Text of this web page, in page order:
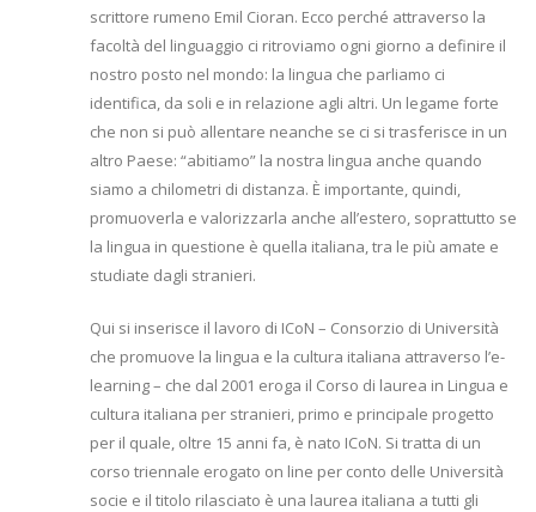
scrittore rumeno Emil Cioran. Ecco perché attraverso la
facoltà del linguaggio ci ritroviamo ogni giorno a definire il
nostro posto nel mondo: la lingua che parliamo ci
identifica, da soli e in relazione agli altri. Un legame forte
che non si può allentare neanche se ci si trasferisce in un
altro Paese: “abitiamo” la nostra lingua anche quando
siamo a chilometri di distanza. È importante, quindi,
promuoverla e valorizzarla anche all’estero, soprattutto se
la lingua in questione è quella italiana, tra le più amate e
studiate dagli stranieri.
Qui si inserisce il lavoro di ICoN – Consorzio di Università
che promuove la lingua e la cultura italiana attraverso l’e-
learning – che dal 2001 eroga il Corso di laurea in Lingua e
cultura italiana per stranieri, primo e principale progetto
per il quale, oltre 15 anni fa, è nato ICoN. Si tratta di un
corso triennale erogato on line per conto delle Università
socie e il titolo rilasciato è una laurea italiana a tutti gli